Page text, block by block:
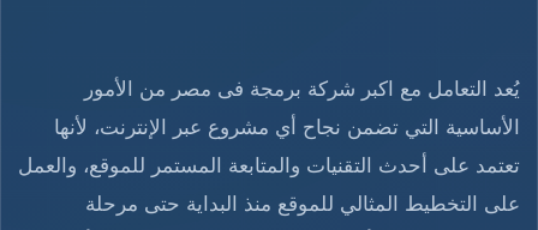
يُعد التعامل مع اكبر شركة برمجة فى مصر من الأمور
الأساسية التي تضمن نجاح أي مشروع عبر الإنترنت، لأنها
تعتمد على أحدث التقنيات والمتابعة المستمر للموقع، والعمل
على التخطيط المثالي للموقع منذ البداية حتى مرحلة